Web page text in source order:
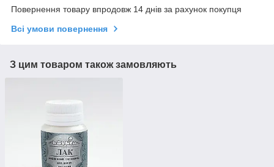
Повернення товару впродовж 14 днів за рахунок покупця
Всі умови повернення
З цим товаром також замовляють